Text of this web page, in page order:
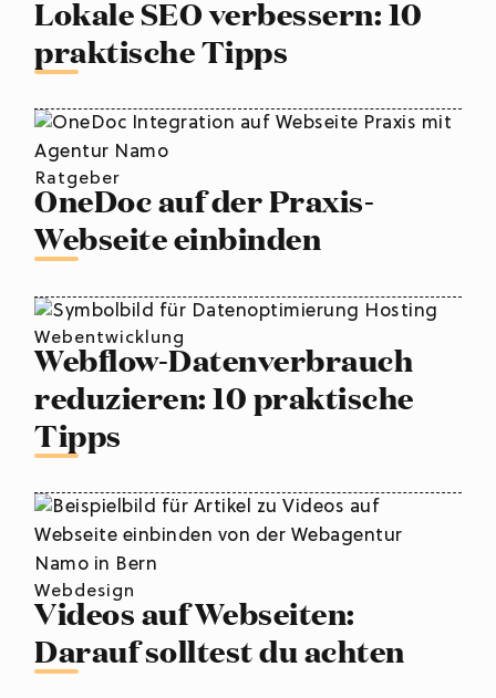
Lokale SEO verbessern: 10
praktische Tipps
Ratgeber
OneDoc auf der Praxis-
Webseite einbinden
Webentwicklung
Webflow-Datenverbrauch
reduzieren: 10 praktische
Tipps
Webdesign
Videos auf Webseiten:
Darauf solltest du achten